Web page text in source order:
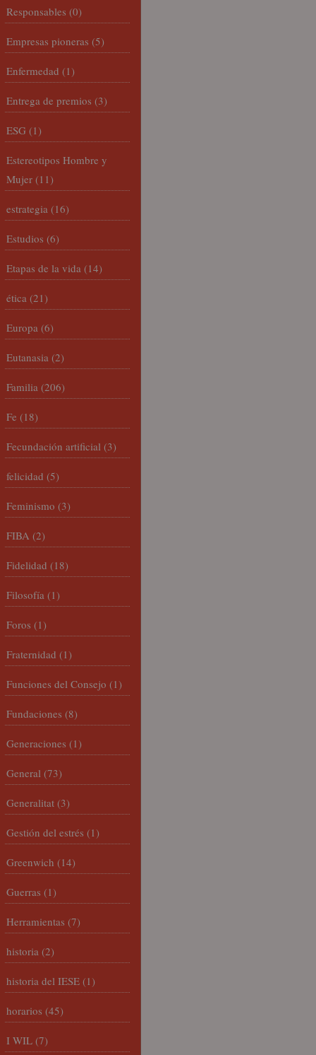
Responsables (0)
Empresas pioneras (5)
Enfermedad (1)
Entrega de premios (3)
ESG (1)
Estereotipos Hombre y
Mujer (11)
estrategia (16)
Estudios (6)
Etapas de la vida (14)
ética (21)
Europa (6)
Eutanasia (2)
Familia (206)
Fe (18)
Fecundación artificial (3)
felicidad (5)
Feminismo (3)
FIBA (2)
Fidelidad (18)
Filosofía (1)
Foros (1)
Fraternidad (1)
Funciones del Consejo (1)
Fundaciones (8)
Generaciones (1)
General (73)
Generalitat (3)
Gestión del estrés (1)
Greenwich (14)
Guerras (1)
Herramientas (7)
historia (2)
historia del IESE (1)
horarios (45)
I WIL (7)